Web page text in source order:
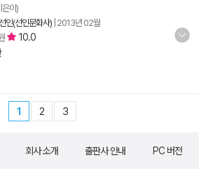
이)
인(선인문화사) 2013년 02월
10.0
1 2 3
회사 소개 출판사 안내 PC 버전